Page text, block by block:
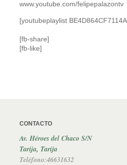
www.youtube.com/felipepalazontv
[youtubeplaylist
[fb-share]
[fb-like]
CONTACTO
Av. Héroes del Chaco S/N
Tarija, Tarija
Teléfono:46631632